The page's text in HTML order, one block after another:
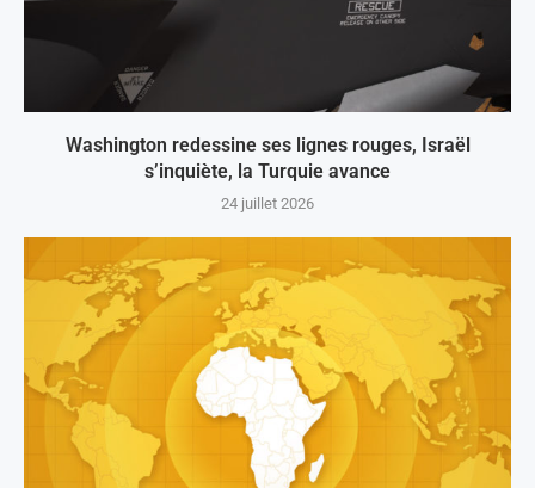
Washington redessine ses lignes rouges, Israël
s’inquiète, la Turquie avance
24 juillet 2026